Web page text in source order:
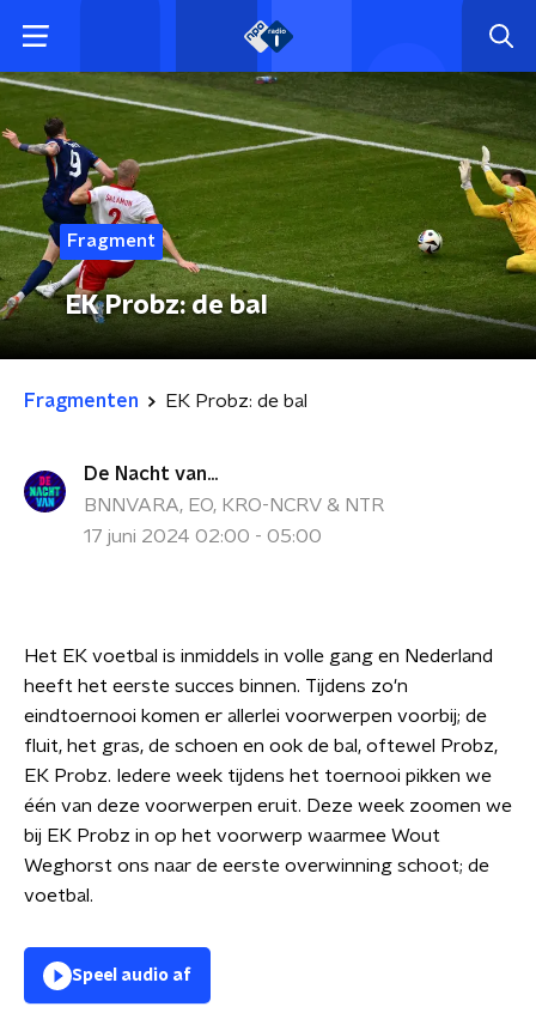
Fragment
EK Probz: de bal
Fragmenten EK Probz: de bal
De Nacht van...
BNNVARA, EO, KRO-NCRV & NTR
17 juni 2024 02:00 - 05:00
Het EK voetbal is inmiddels in volle gang en Nederland
heeft het eerste succes binnen. Tijdens zo'n
eindtoernooi komen er allerlei voorwerpen voorbij; de
fluit, het gras, de schoen en ook de bal, oftewel Probz,
EK Probz. Iedere week tijdens het toernooi pikken we
één van deze voorwerpen eruit. Deze week zoomen we
bij EK Probz in op het voorwerp waarmee Wout
Weghorst ons naar de eerste overwinning schoot; de
voetbal.
Speel audio af